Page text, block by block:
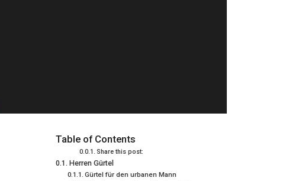
Table of Contents
Share this post:
Herren Gürtel
Gürtel für den urbanen Mann